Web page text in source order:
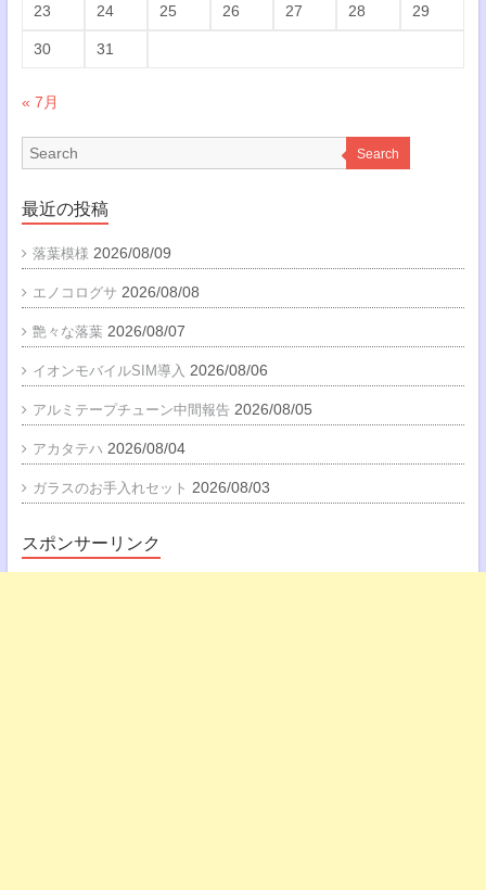
23 24 25 26 27 28 29
30 31
« 7月
Search
最近の投稿
落葉模様 2026/08/09
エノコログサ 2026/08/08
艶々な落葉 2026/08/07
イオンモバイルSIM導入 2026/08/06
アルミテープチューン中間報告 2026/08/05
アカタテハ 2026/08/04
ガラスのお手入れセット 2026/08/03
スポンサーリンク